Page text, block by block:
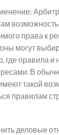
права к
могут
где правила и
В
такой
правилам
деловые